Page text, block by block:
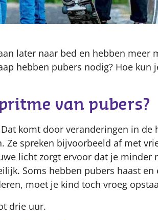
later naar bed en hebben meer
hebben pubers nodig? Hoe kun
van pubers?
komt door veranderingen in de
Ze spreken bijvoorbeeld af met
licht zorgt ervoor dat je minder
Soms hebben pubers haast en
moet je kind toch vroeg
drie uur.